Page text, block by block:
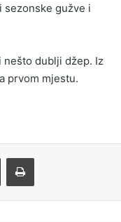
sezonske gužve i
nešto dublji džep. Iz
prvom mjestu.